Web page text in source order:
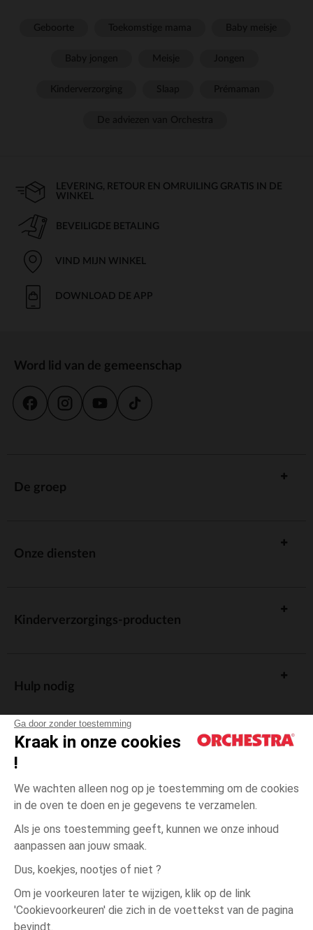
Ga door zonder toestemming
Kraak in onze cookies
!
We wachten alleen nog op je toestemming om de cookies
in de oven te doen en je gegevens te verzamelen.
Als je ons toestemming geeft, kunnen we onze inhoud
aanpassen aan jouw smaak.
Dus, koekjes, nootjes of niet ?
Om je voorkeuren later te wijzigen, klik op de link
'Cookievoorkeuren' die zich in de voettekst van de pagina
bevindt.
Ecru Ecru
3
LEVERING, RETOUR EN OMRUILING GRATIS IN DE
WINKEL
BEVEILIGDE BETALING
VIND MIJN WINKEL
DOWNLOAD DE APP
Word lid van de gemeenschap
De groep
Onze diensten
Kinderverzorgings-producten
Hulp nodig
Algemene verkoopsvoorwaarden
Wettelijke bepalingen
Persoonsgegevens